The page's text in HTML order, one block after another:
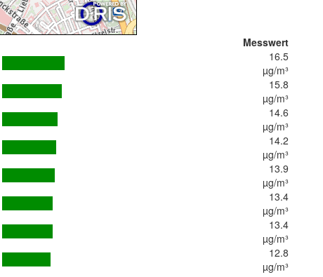
Messwert
16.5
µg/m³
15.8
µg/m³
14.6
µg/m³
14.2
µg/m³
13.9
µg/m³
13.4
µg/m³
13.4
µg/m³
12.8
µg/m³